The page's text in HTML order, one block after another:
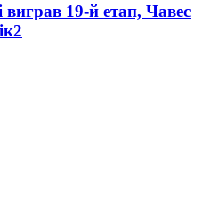
виграв 19-й етап, Чавес
2